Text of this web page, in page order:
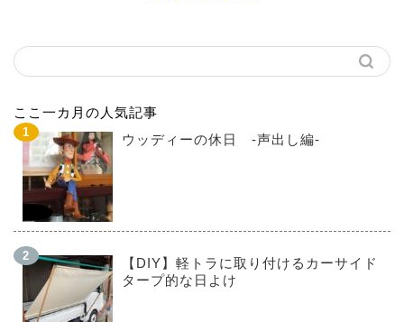
ここ一カ月の人気記事
ウッディーの休日 -声出し編-
【DIY】軽トラに取り付けるカーサイド
タープ的な日よけ